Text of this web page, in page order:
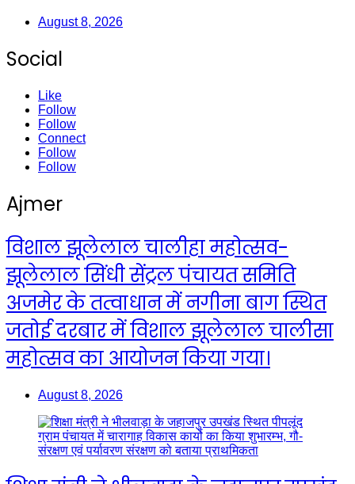
August 8, 2026
Social
Like
Follow
Follow
Connect
Follow
Follow
Ajmer
विशाल झूलेलाल चालीहा महोत्सव-
झूलेलाल सिंधी सेंट्रल पंचायत समिति
अजमेर के तत्वाधान में नगीना बाग स्थित
जतोई दरबार में विशाल झूलेलाल चालीसा
महोत्सव का आयोजन किया गया।
August 8, 2026